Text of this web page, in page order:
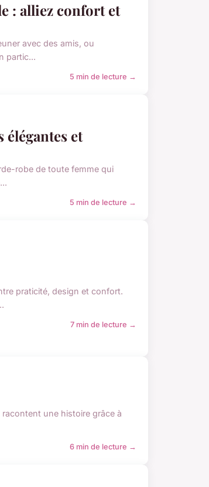
: alliez confort et
avec des amis, ou
partic...
5 min de lecture →
élégantes et
robe de toute femme qui
5 min de lecture →
praticité, design et confort.
7 min de lecture →
une histoire grâce à
6 min de lecture →